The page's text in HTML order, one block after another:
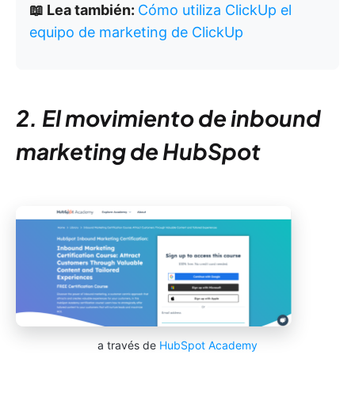
📖 Lea también: Cómo utiliza ClickUp el
equipo de marketing de ClickUp
2. El movimiento de inbound
marketing de HubSpot
a través de HubSpot Academy